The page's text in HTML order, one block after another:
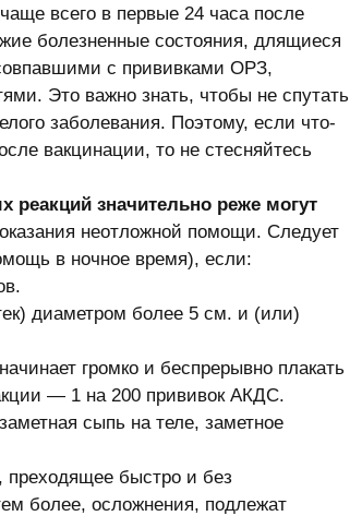
всего в первые 24 часа после
болезненные состояния, длящиеся
с прививками ОРЗ,
Это важно знать, чтобы не спутать
заболевания. Поэтому, если что-
вакцинации, то не стесняйтесь
значительно реже могут
неотложной помощи. Следует
в ночное время), если:
диаметром более 5 см. и (или)
громко и беспрерывно плакать
— 1 на 200 прививок АКДС.
сыпь на теле, заметное
преходящее быстро и без
более, осложнения, подлежат